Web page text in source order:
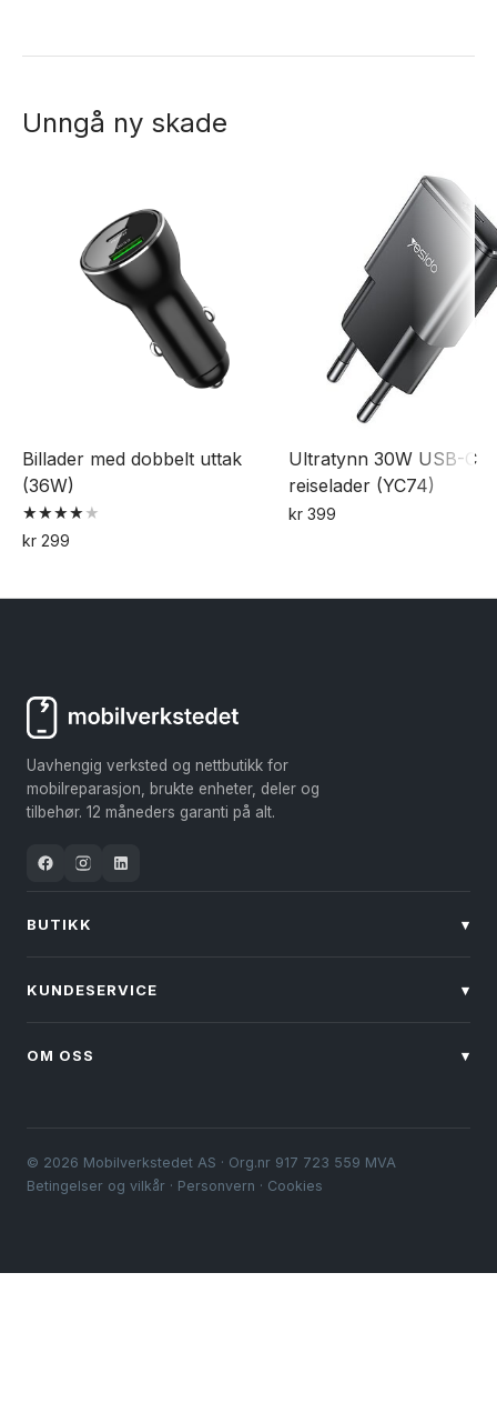
Unngå ny skade
Billader med dobbelt uttak
(36W)
Vurdert
4.00
kr 299
Ultratynn 30W USB-C
reiselader (YC74)
kr399
Uavhengig verksted og nettbutikk for
mobilreparasjon, brukte enheter, deler og
tilbehør. 12 måneders garanti på alt.
BUTIKK ▾
KUNDESERVICE ▾
OM OSS ▾
© 2026 Mobilverkstedet AS · Org.nr 917 723 559 MVA
Betingelser og vilkår · Personvern · Cookies